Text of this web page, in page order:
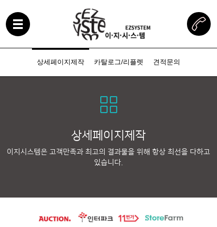
상세페이지제작 카탈로그/리플렛 견적문의
상세페이지제작
이지시스템은 고객만족과 최고의 결과물을 위해 항상 최선을 다하고
있습니다.